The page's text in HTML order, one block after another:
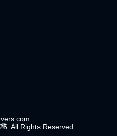
All Rights Reserved.